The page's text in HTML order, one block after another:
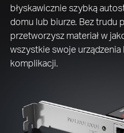
błyskawicznie szybką
domu lub biurze. Bez trudu
przetworzysz materiał w
wszystkie swoje
komplikacji.